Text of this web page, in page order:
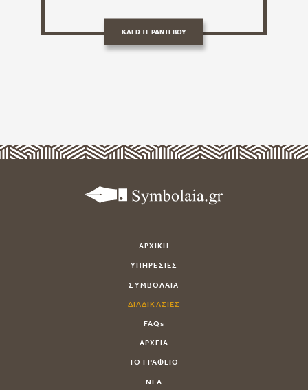
ΚΛΕΙΣΤΕ ΡΑΝΤΕΒΟΥ
ΑΡΧΙΚΗ
ΥΠΗΡΕΣΙΕΣ
ΣΥΜΒΟΛΑΙΑ
ΔΙΑΔΙΚΑΣΙΕΣ
FAQs
ΑΡΧΕΙΑ
ΤΟ ΓΡΑΦΕΙΟ
ΝΕΑ